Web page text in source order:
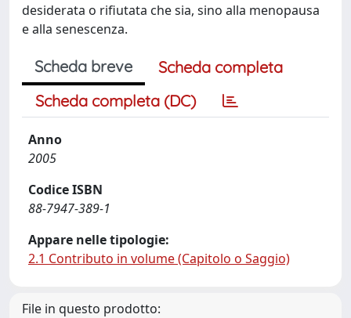
desiderata o rifiutata che sia, sino alla menopausa
e alla senescenza.
Scheda breve
Scheda completa
Scheda completa (DC)
Anno
2005
Codice ISBN
88-7947-389-1
Appare nelle tipologie:
2.1 Contributo in volume (Capitolo o Saggio)
File in questo prodotto: